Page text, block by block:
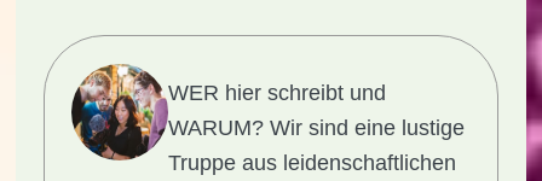
WER hier schreibt und
WARUM? Wir sind eine lustige
Truppe aus leidenschaftlichen